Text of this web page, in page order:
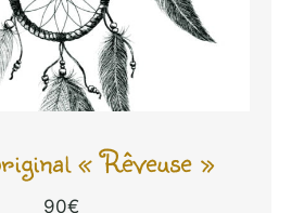
« Rêveuse »
90€